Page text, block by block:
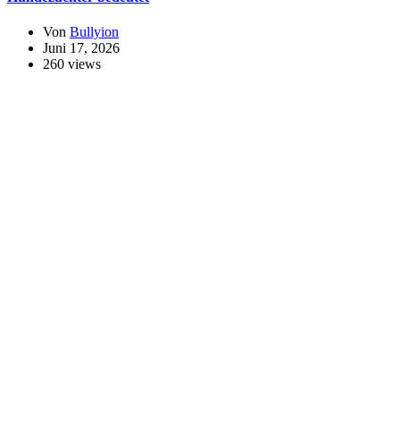
Von Bullyion
Juni 17, 2026
260 views